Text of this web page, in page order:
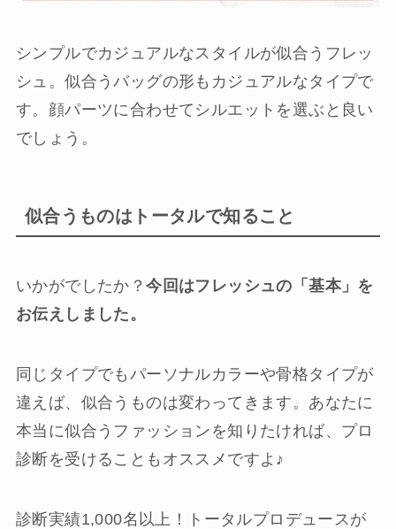
シンプルでカジュアルなスタイルが似合うフレッ
シュ。似合うバッグの形もカジュアルなタイプで
す。顔パーツに合わせてシルエットを選ぶと良い
でしょう。
似合うものはトータルで知ること
いかがでしたか？今回はフレッシュの「基本」を
お伝えしました。
同じタイプでもパーソナルカラーや骨格タイプが
違えば、似合うものは変わってきます。あなたに
本当に似合うファッションを知りたければ、プロ
診断を受けることもオススメですよ♪
診断実績1,000名以上！トータルプロデュースが